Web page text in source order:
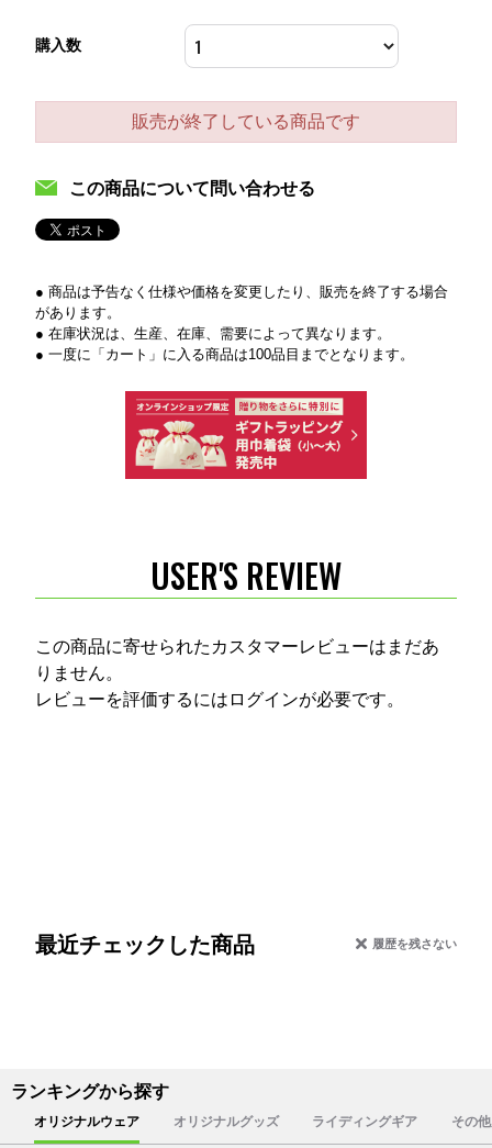
購入数
販売が終了している商品です
この商品について問い合わせる
● 商品は予告なく仕様や価格を変更したり、販売を終了する場合
があります。
● 在庫状況は、生産、在庫、需要によって異なります。
● 一度に「カート」に入る商品は100品目までとなります。
USER'S REVIEW
この商品に寄せられたカスタマーレビューはまだあ
りません。
レビューを評価するには ログインが必要です。
最近チェックした商品 履歴を残さない
ランキングから探す
オリジナルウェア オリジナルグッズ ライディングギア その